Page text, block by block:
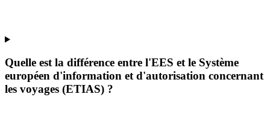
Quelle est la différence entre l'EES et le Système
européen d'information et d'autorisation concernant
les voyages (ETIAS) ?